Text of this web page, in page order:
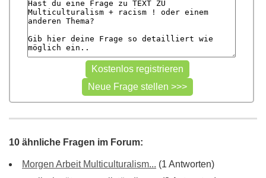
10 ähnliche Fragen im Forum:
Morgen Arbeit Multiculturalism... (1 Antworten)